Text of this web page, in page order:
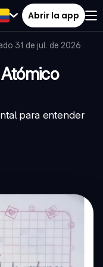
Abrir la app
31 de jul. de 2026·
para entender